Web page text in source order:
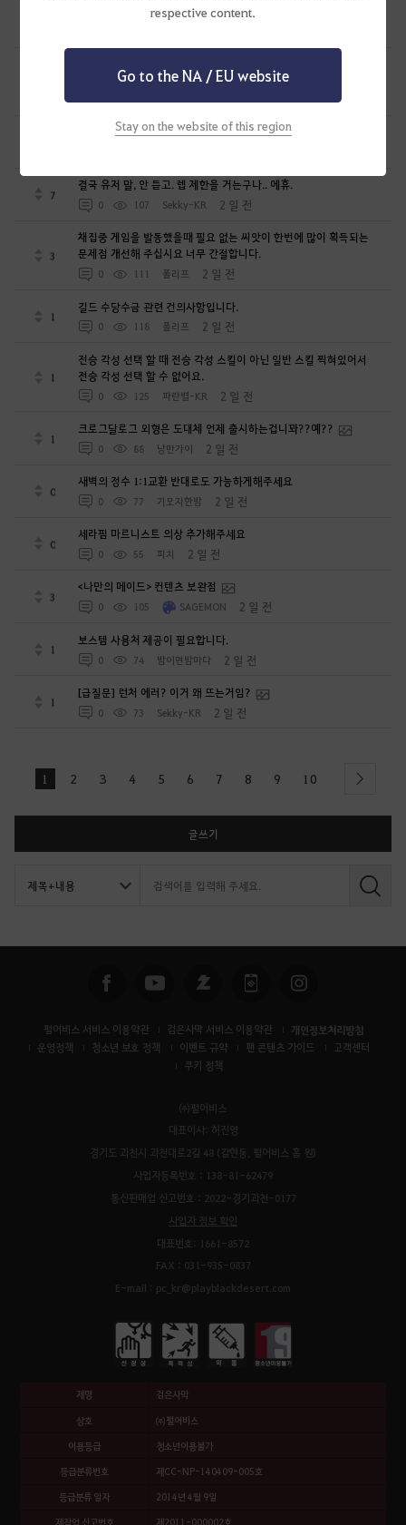
respective content.
Go to the NA / EU website
Stay on the website of this region
이거, 왜이리 빡쎄게 설정한거죠? ''
2 일 전
아침의나라 도시들 개편 좀 해주세요
7
결국 유저 말, 안 듣고. 렙 제한을 거는구나.. 에휴.
0 107 Sekky-KR 2 일 전
3
채집중 게임을 발동했을때 필요 없는 씨앗이 한번에 많이 획득되는
문제점 개선해 주십시요 너무 간절합니다.
0 111 폴리프 2 일 전
1
길드 수당수금 관련 건의사항입니다.
0 118 폴리프 2 일 전
1
전승 각성 선택 할 때 전승 각성 스킬이 아닌 일반 스킬 찍혀있어서
전승 각성 선택 할 수 없어요.
0 125 파란별-KR 2 일 전
1
크로그달로그 외형은 도대체 언제 출시하는겁니꽈??예??
0 88 낭만가이 2 일 전
0
새벽의 정수 1:1교환 반대로도 가능하게해주세요
0 77 기모지한밤 2 일 전
0
세라핌 마르니스트 의상 추가해주세요
0 55 피치 2 일 전
3
<나만의 메이드> 컨텐츠 보완점
0 105 SAGEMON 2 일 전
1
보스템 사용처 제공이 필요합니다.
0 74 밤이면밤마다 2 일 전
1
[급질문] 런처 에러? 이거 왜 뜨는거임?
0 73 Sekky-KR 2 일 전
1 2 3 4 5 6 7 8 9 10 next
글쓰기
검
펄어비스 서비스 이용약관 검은사막 서비스 이용약관 개인정보처리방침
운영정책 청소년 보호 정책 이벤트 규약 팬 콘텐츠 가이드
고객센터
쿠키 정책
㈜펄어비스
대표이사: 허진영
경기도 과천시 과천대로2길 48 (갈현동, 펄어비스 홈 원)
사업자등록번호 : 138-81-62479
통신판매업 신고번호 : 2022-경기과천-0177
사업자 정보 확인
대표번호: 1661-8572
FAX : 031-935-0837
E-mail : pc_kr@playblackdesert.com
제명 검은사막
상호 ㈜펄어비스
이용등급 청소년이용불가
등급분류번호 제CC-NP-140409-005호
등급분류 일자 2014년 4월 9일
제작업 신고번호 제2011-000002호